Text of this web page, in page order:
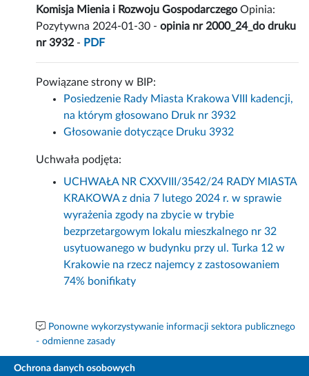
Komisja Mienia i Rozwoju Gospodarczego Opinia:
Pozytywna 2024-01-30 -opinia nr 2000_24_do druku
nr 3932 - PDF
Powiązane strony w BIP:
Posiedzenie Rady Miasta Krakowa VIII kadencji,
na którym głosowano Druk nr 3932
Głosowanie dotyczące Druku 3932
Uchwała podjęta:
UCHWAŁA NR CXXVIII/3542/24 RADY MIASTA
KRAKOWA z dnia 7 lutego 2024 r. w sprawie
wyrażenia zgody na zbycie w trybie
bezprzetargowym lokalu mieszkalnego nr 32
usytuowanego w budynku przy ul. Turka 12 w
Krakowie na rzecz najemcy z zastosowaniem
74% bonifikaty
Ponowne wykorzystywanie informacji sektora publicznego
- odmienne zasady
Ochrona danych osobowych